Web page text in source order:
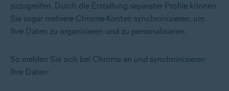
zuzugreifen. Durch die Erstellung separater Profile können
Sie sogar mehrere Chrome-Konten synchronisieren, um
Ihre Daten zu organisieren und zu personalisieren.
So melden Sie sich bei Chrome an und synchronisieren
Ihre Daten: